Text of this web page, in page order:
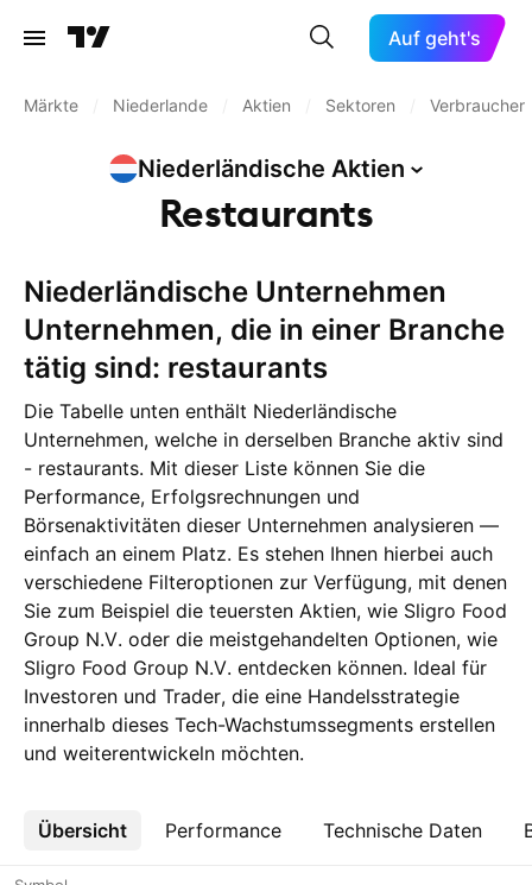
Auf geht's
Märkte Niederlande Aktien Sektoren Verbraucher
Niederländische Aktien
Restaurants
Niederländische Unternehmen
Unternehmen, die in einer Branche
tätig sind: restaurants
Die Tabelle unten enthält Niederländische
Unternehmen, welche in derselben Branche aktiv sind
- restaurants. Mit dieser Liste können Sie die
Performance, Erfolgsrechnungen und
Börsenaktivitäten dieser Unternehmen analysieren —
einfach an einem Platz. Es stehen Ihnen hierbei auch
verschiedene Filteroptionen zur Verfügung, mit denen
Sie zum Beispiel die teuersten Aktien, wie Sligro Food
Group N.V. oder die meistgehandelten Optionen, wie
Sligro Food Group N.V. entdecken können. Ideal für
Investoren und Trader, die eine Handelsstrategie
innerhalb dieses Tech-Wachstumssegments erstellen
und weiterentwickeln möchten.
Übersicht Performance Technische Daten
Mehr